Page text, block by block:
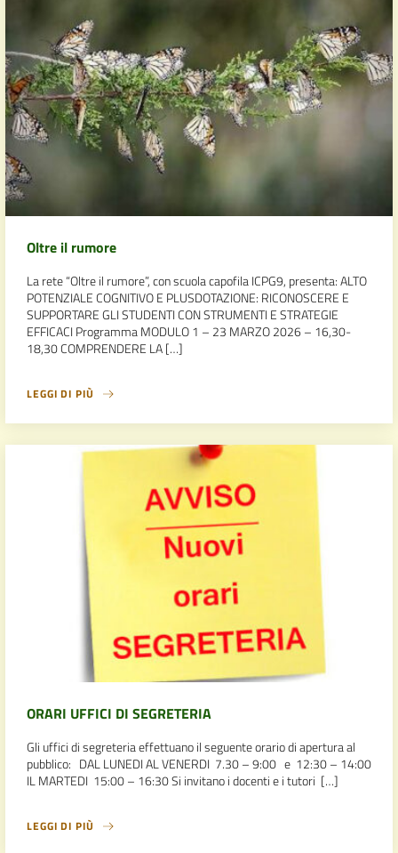
Oltre il rumore
La rete “Oltre il rumore”, con scuola capofila ICPG9, presenta: ALTO
POTENZIALE COGNITIVO E PLUSDOTAZIONE: RICONOSCERE E
SUPPORTARE GLI STUDENTI CON STRUMENTI E STRATEGIE
EFFICACI Programma MODULO 1 – 23 MARZO 2026 – 16,30-
18,30 COMPRENDERE LA […]
LEGGI DI PIÙ
ORARI UFFICI DI SEGRETERIA
Gli uffici di segreteria effettuano il seguente orario di apertura al
pubblico: DAL LUNEDI AL VENERDI 7.30 – 9:00 e 12:30 – 14:00
IL MARTEDI 15:00 – 16:30 Si invitano i docenti e i tutori […]
LEGGI DI PIÙ